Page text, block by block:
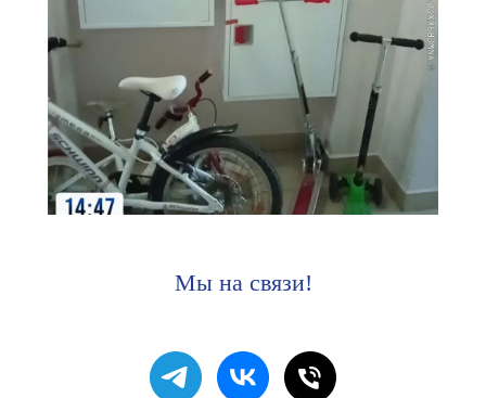
Мы на связи!